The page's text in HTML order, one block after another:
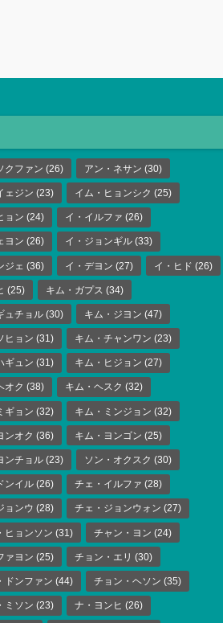
クファン (26) アン・ネサン (30)
ェジン (23) イム・ヒョンシク (25)
ョン (24) イ・イルファ (26)
ヨン (26) イ・ジョンギル (33)
ジェ (36) イ・デヨン (27) イ・ヒド (26)
(25) キム・ガプス (34)
ュチョル (30) キム・ジヨン (47)
ヒョン (31) キム・チャンワン (23)
ギュン (31) キム・ヒジョン (27)
オク (38) キム・ヘスク (32)
ギョン (32) キム・ミンジョン (32)
ンオク (36) キム・ヨンゴン (25)
ンチョル (23) ソン・オクスク (30)
ンイル (26) チェ・イルファ (28)
ョンウ (28) チェ・ジョンウォン (27)
ヒョンソン (31) チャン・ヨン (24)
ァヨン (25) チョン・エリ (30)
ドンファン (44) チョン・ヘソン (35)
ミソン (23) ナ・ヨンヒ (26)